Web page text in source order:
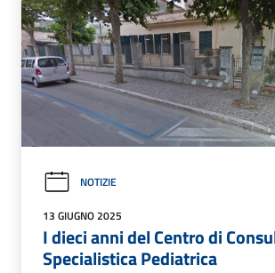
NOTIZIE
13 GIUGNO 2025
I dieci anni del Centro di
Specialistica Pediatrica